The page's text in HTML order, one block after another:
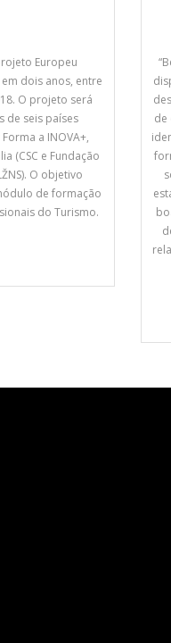
Europeu
dois anos, entre
O projeto será
de seis países
a INOVA+,
(CSC e Fundação
O objetivo
de formação
do Turismo.
de